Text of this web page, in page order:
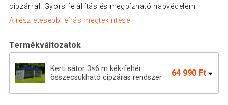
cipzárral. Gyors felállítás és megbízható napvédelem.
A részletesebb leírás megtekintése
Termékváltozatok
Kerti sátor 3×6 m kék-fehér
összecsukható cipzáras rendszer
64 990 Ft